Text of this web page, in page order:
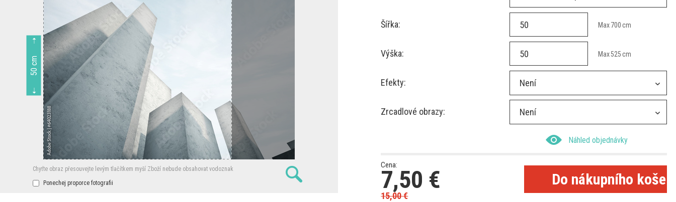
50 cm
Chyťte obraz přesouvejte levým tlačítkem myší Zboží nebude obsahovat vodoznak
Ponechej proporce fotografii
Šířka: Max700 cm
Výška: Max525 cm
Efekty: Není
Zrcadlové obrazy: Není
Náhled objednávky
Cena:
7,50 €
15,00€